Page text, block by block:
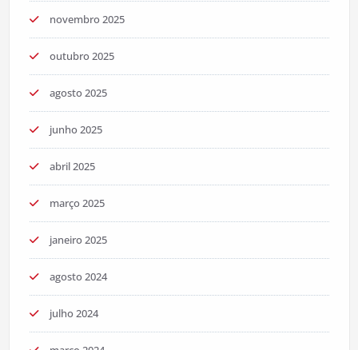
novembro 2025
outubro 2025
agosto 2025
junho 2025
abril 2025
março 2025
janeiro 2025
agosto 2024
julho 2024